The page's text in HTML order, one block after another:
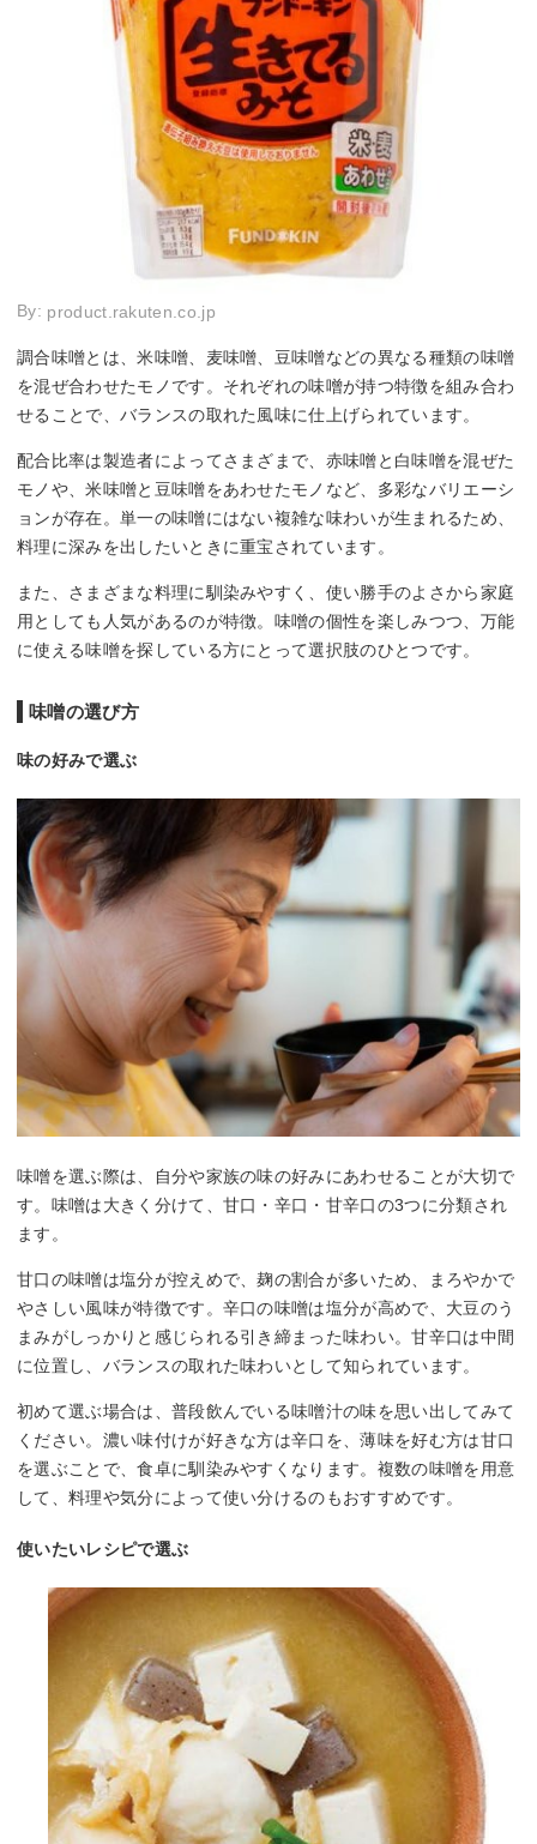
By: product.rakuten.co.jp
調合味噌とは、米味噌、麦味噌、豆味噌などの異なる種類の味噌
を混ぜ合わせたモノです。それぞれの味噌が持つ特徴を組み合わ
せることで、バランスの取れた風味に仕上げられています。
配合比率は製造者によってさまざまで、赤味噌と白味噌を混ぜた
モノや、米味噌と豆味噌をあわせたモノなど、多彩なバリエーシ
ョンが存在。単一の味噌にはない複雑な味わいが生まれるため、
料理に深みを出したいときに重宝されています。
また、さまざまな料理に馴染みやすく、使い勝手のよさから家庭
用としても人気があるのが特徴。味噌の個性を楽しみつつ、万能
に使える味噌を探している方にとって選択肢のひとつです。
味噌の選び方
味の好みで選ぶ
味噌を選ぶ際は、自分や家族の味の好みにあわせることが大切で
す。味噌は大きく分けて、甘口・辛口・甘辛口の3つに分類され
ます。
甘口の味噌は塩分が控えめで、麹の割合が多いため、まろやかで
やさしい風味が特徴です。辛口の味噌は塩分が高めで、大豆のう
まみがしっかりと感じられる引き締まった味わい。甘辛口は中間
に位置し、バランスの取れた味わいとして知られています。
初めて選ぶ場合は、普段飲んでいる味噌汁の味を思い出してみて
ください。濃い味付けが好きな方は辛口を、薄味を好む方は甘口
を選ぶことで、食卓に馴染みやすくなります。複数の味噌を用意
して、料理や気分によって使い分けるのもおすすめです。
使いたいレシピで選ぶ